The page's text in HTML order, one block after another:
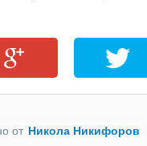
от Никола Никифоров